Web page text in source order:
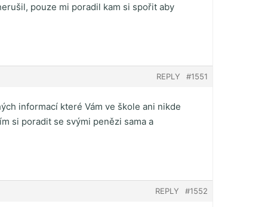
pouze mi poradil kam si spořit aby
#1551
REPLY
informací které Vám ve škole ani nikde
si poradit se svými penězi sama a
#1552
REPLY